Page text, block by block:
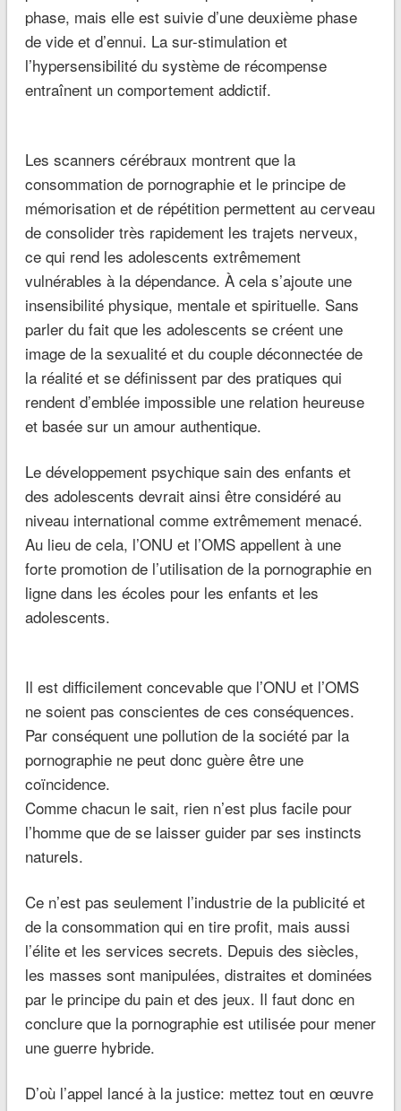
phase, mais elle est suivie d’une deuxième phase
de vide et d’ennui. La sur-stimulation et
l’hypersensibilité du système de récompense
entraînent un comportement addictif.
Les scanners cérébraux montrent que la
consommation de pornographie et le principe de
mémorisation et de répétition permettent au cerveau
de consolider très rapidement les trajets nerveux,
ce qui rend les adolescents extrêmement
vulnérables à la dépendance. À cela s’ajoute une
insensibilité physique, mentale et spirituelle. Sans
parler du fait que les adolescents se créent une
image de la sexualité et du couple déconnectée de
la réalité et se définissent par des pratiques qui
rendent d’emblée impossible une relation heureuse
et basée sur un amour authentique.
Le développement psychique sain des enfants et
des adolescents devrait ainsi être considéré au
niveau international comme extrêmement menacé.
Au lieu de cela, l’ONU et l’OMS appellent à une
forte promotion de l’utilisation de la pornographie en
ligne dans les écoles pour les enfants et les
adolescents.
Il est difficilement concevable que l’ONU et l’OMS
ne soient pas conscientes de ces conséquences.
Par conséquent une pollution de la société par la
pornographie ne peut donc guère être une
coïncidence.
Comme chacun le sait, rien n’est plus facile pour
l’homme que de se laisser guider par ses instincts
naturels.
Ce n’est pas seulement l’industrie de la publicité et
de la consommation qui en tire profit, mais aussi
l’élite et les services secrets. Depuis des siècles,
les masses sont manipulées, distraites et dominées
par le principe du pain et des jeux. Il faut donc en
conclure que la pornographie est utilisée pour mener
une guerre hybride.
D’où l’appel lancé à la justice: mettez tout en œuvre